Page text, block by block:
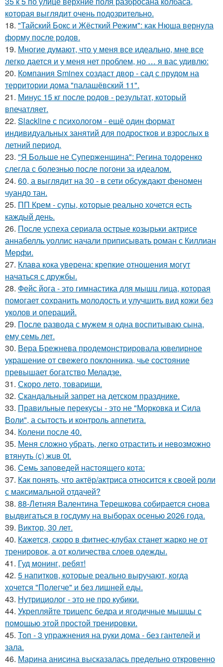
которая выглядит очень подозрительно.
18. "Тайский Бокс и Жёсткий Режим": как Нюша вернула
форму после родов.
19. Многие думают, что у меня все идеально, мне все
легко дается и у меня нет проблем, но … я вас удивлю:
20. Компания Sminex создаст двор - сад с прудом на
территории дома "палашёвский 11".
21. Минус 15 кг после родов - результат, который
впечатляет.
22. Slackline с психологом - ещё один формат
индивидуальных занятий для подростков и взрослых в
летний период.
23. "Я Больше не Суперженщина": Регина тодоренко
слегла с болезнью после погони за идеалом.
24. 60, а выглядит на 30 - в сети обсуждают феномен
чуандо тан.
25. ПП Крем - супы, которые реально хочется есть
каждый день.
26. После успеха сериала острые козырьки актрисе
аннабелль уоллис начали приписывать роман с Киллиан
Мерфи.
27. Клава кока уверена: крепкие отношения могут
начаться с дружбы.
28. Фейс йога - это гимнастика для мышц лица, которая
помогает сохранить молодость и улучшить вид кожи без
уколов и операций.
29. После развода с мужем я одна воспитываю сына,
ему семь лет.
30. Вера Брежнева продемонстрировала ювелирное
украшение от свежего поклонника, чье состояние
превышает богатство Меладзе.
31. Скоро лето, товарищи.
32. Скандальный запрет на детском празднике.
33. Правильные перекусы - это не "Морковка и Сила
Воли", а сытость и контроль аппетита.
34. Колени после 40.
35. Меня сложно убрать, легко отрастить и невозможно
втянуть (с) жuв 0t.
36. Семь заповедей настоящего кота:
37. Как понять, что актёр/актриса относится к своей роли
с максимальной отдачей?
38. 88-Летняя Валентина Терешкова собирается снова
выдвигаться в госдуму на выборах осенью 2026 года.
39. Виктор, 30 лет.
40. Кажется, скоро в фитнес-клубах станет жарко не от
тренировок, а от количества слоев одежды.
41. Гуд монинг, ребят!
42. 5 напитков, которые реально выручают, когда
хочется "Полегче" и без лишней еды.
43. Нутрициолог - это не про кубики.
44. Укрепляйте трицепс бедра и ягодичные мышцы с
помощью этой простой тренировки.
45. Топ - 3 упражнения на руки дома - без гантелей и
зала.
46. Марина анисина высказалась предельно откровенно